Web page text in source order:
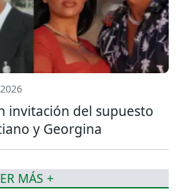
invitación del supuesto
y Georgina
MÁS +